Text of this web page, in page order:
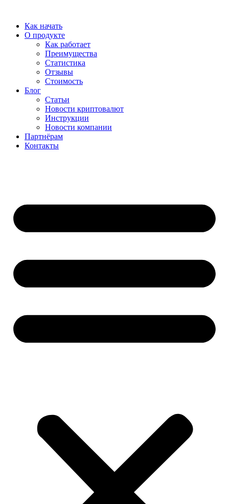
содержимому
Как начать
О продукте
Как работает
Преимущества
Статистика
Отзывы
Стоимость
Блог
Статьи
Новости криптовалют
Инструкции
Новости компании
Партнёрам
Контакты